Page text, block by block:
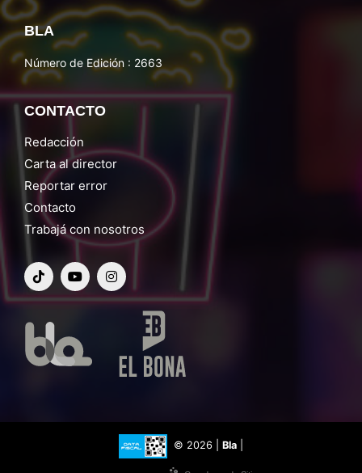
BLA
Número de Edición : 2663
CONTACTO
Redacción
Carta al director
Reportar error
Contacto
Trabajá con nosotros
© 2026 | Bla